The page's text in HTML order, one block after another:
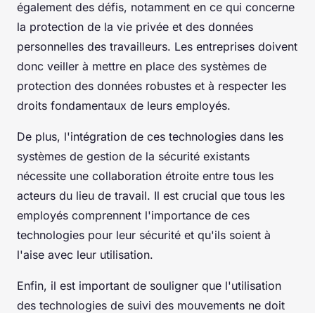
également des défis, notamment en ce qui concerne
la protection de la vie privée et des données
personnelles des travailleurs. Les entreprises doivent
donc veiller à mettre en place des systèmes de
protection des données robustes et à respecter les
droits fondamentaux de leurs employés.
De plus, l'intégration de ces technologies dans les
systèmes de gestion de la sécurité existants
nécessite une collaboration étroite entre tous les
acteurs du lieu de travail. Il est crucial que tous les
employés comprennent l'importance de ces
technologies pour leur sécurité et qu'ils soient à
l'aise avec leur utilisation.
Enfin, il est important de souligner que l'utilisation
des technologies de suivi des mouvements ne doit